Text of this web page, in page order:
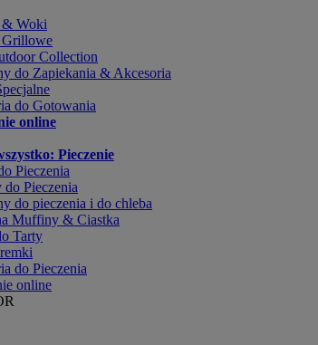
& Woki
Grillowe
Collection
do Zapiekania & Akcesoria
do Gotowania
online
Pieczenie
Pieczenia
do Pieczenia
do pieczenia i do chleba
Muffiny & Ciastka
Tarty
do Pieczenia
online